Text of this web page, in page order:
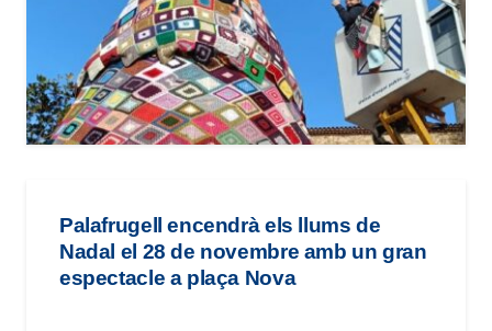
Palafrugell encendrà els llums de
Nadal el 28 de novembre amb un gran
espectacle a plaça Nova